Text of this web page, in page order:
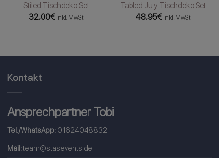
Stiled Tischdeko Set
32,00€ inkl. MwSt
Tabled July Tischdeko Set
48,95€ inkl. MwSt
Kontakt
Ansprechpartner Tobi
Tel./WhatsApp: 01624048832
Mail:team@stasevents.de